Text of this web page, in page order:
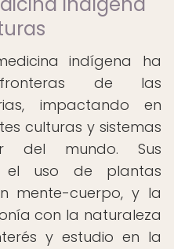
indígena ha
de las
impactando en
culturas y sistemas
del mundo. Sus
el uso de plantas
mente-cuerpo, y la
con la naturaleza
y estudio en la